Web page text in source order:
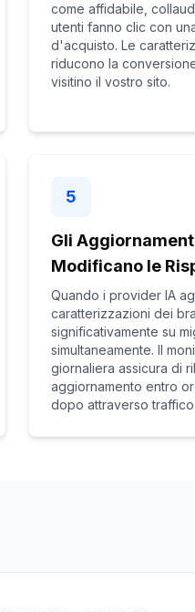
come affidabile,
utenti fanno clic con
d'acquisto. Le
riducono la
visitino il vostro sito.
5
Gli
Modificano le
Quando i provider IA
caratterizzazioni dei
significativamente su
simultaneamente. Il
giornaliera assicura di
aggiornamento entro
dopo attraverso